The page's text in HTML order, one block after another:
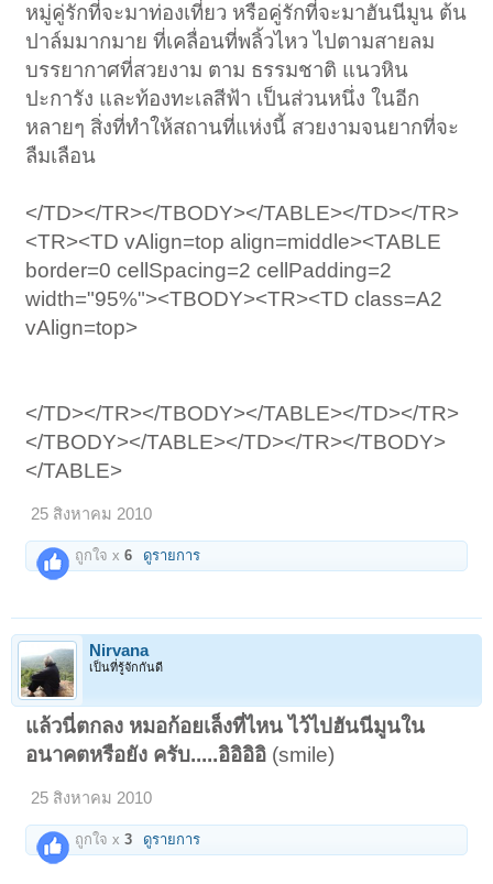
หมู่คู่รักที่จะมาท่องเที่ยว หรือคู่รักที่จะมาฮันนีมูน ต้น
ปาล์มมากมาย ที่เคลื่อนที่พลิ้วไหว ไปตามสายลม
บรรยากาศที่สวยงาม ตาม ธรรมชาติ แนวหิน
ปะการัง และท้องทะเลสีฟ้า เป็นส่วนหนึ่ง ในอีก
หลายๆ สิ่งที่ทำให้สถานที่แห่งนี้ สวยงามจนยากที่จะ
ลืมเลือน
</TD></TR></TBODY></TABLE></TD></TR>
<TR><TD vAlign=top align=middle><TABLE
border=0 cellSpacing=2 cellPadding=2
width="95%"><TBODY><TR><TD class=A2
vAlign=top>
</TD></TR></TBODY></TABLE></TD></TR>
</TBODY></TABLE></TD></TR></TBODY>
</TABLE>
25 สิงหาคม 2010
ถูกใจ x6 ดูรายการ
Nirvana
เป็นที่รู้จักกันดี
แล้วนี่ตกลง หมอก้อยเล็งที่ไหน ไว้ไปฮันนีมูนใน
อนาคตหรือยัง ครับ.....อิอิอิอิ (smile)
25 สิงหาคม 2010
ถูกใจ x3 ดูรายการ